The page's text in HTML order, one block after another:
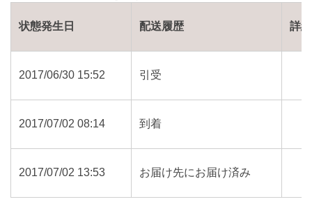
状態発生日 配送履歴 詳細
2017/06/30 15:52 引受
2017/07/02 08:14 到着
2017/07/02 13:53 お届け先にお届け済み